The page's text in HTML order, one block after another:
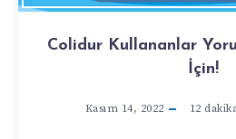
Colidur Kullananlar
İçin!
Kasım 14, 2022 12